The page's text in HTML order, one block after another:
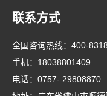
联系方式
全国咨询热线： 400-
手机： 18038801409
电话： 0757- 29808870